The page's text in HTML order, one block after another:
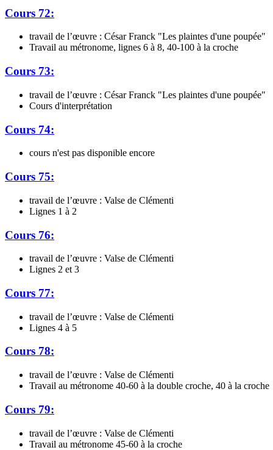
Cours 72:
travail de l’œuvre : César Franck "Les plaintes d'une poupée"
Travail au métronome, lignes 6 à 8, 40-100 à la croche
Cours 73:
travail de l’œuvre : César Franck "Les plaintes d'une poupée"
Cours d'interprétation
Cours 74:
cours n'est pas disponible encore
Cours 75:
travail de l’œuvre : Valse de Clémenti
Lignes 1 à 2
Cours 76:
travail de l’œuvre : Valse de Clémenti
Lignes 2 et 3
Cours 77:
travail de l’œuvre : Valse de Clémenti
Lignes 4 à 5
Cours 78:
travail de l’œuvre : Valse de Clémenti
Travail au métronome 40-60 à la double croche, 40 à la croche
Cours 79:
travail de l’œuvre : Valse de Clémenti
Travail au métronome 45-60 à la croche